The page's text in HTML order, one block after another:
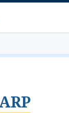
Biblioteka